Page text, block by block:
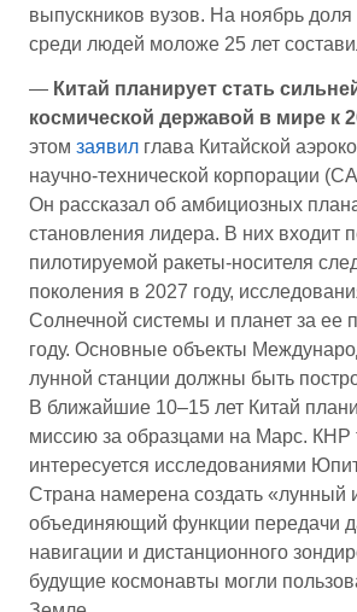
выпускников вузов. На ноябрь
среди людей моложе 25 лет
— Китай планирует стать
космической державой в мире к
этом заявил глава Китайской
научно-технической корпорации
Он рассказал об амбициозных
становления лидера. В них входит
пилотируемой ракеты-носителя
поколения в 2027 году,
Солнечной системы и планет за ее
году. Основные объекты
лунной станции должны быть
В ближайшие 10–15 лет Китай
миссию за образцами на Марс. КНР
интересуется исследованиями
Страна намерена создать «лунный
объединяющий функции передачи
навигации и дистанционного
будущие космонавты могли